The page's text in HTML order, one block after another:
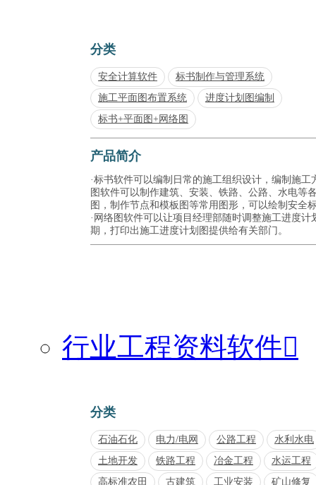
分类
安全计算软件
标书制作与管理系统
施工平面图布置系统
进度计划图编制
标书+平面图+网络图
产品简介
·标书软件可以编制日常的施工组织设计，编制施工
图软件可以制作建筑、安装、铁路、公路、水电等
图，制作节点和模板图等常用图形，可以绘制安全
·网络图软件可以让项目经理部随时调整施工进度计
期，打印出施工进度计划图提供给有关部门。
行业工程资料软件
分类
石油石化 电力/电网 公路工程
水利水电
土地开发
铁路工程 冶金工程
水运工程
高标准农田
古建筑 工业安装
矿山修复